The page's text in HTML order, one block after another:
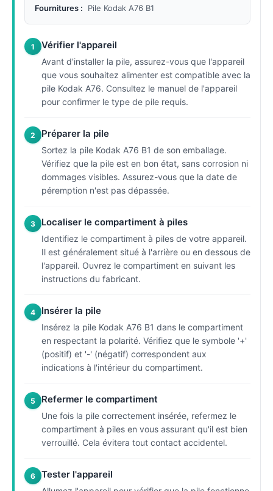
Fournitures : Pile Kodak A76 B1
1 Vérifier l'appareil
Avant d'installer la pile, assurez-vous que l'appareil
que vous souhaitez alimenter est compatible avec la
pile Kodak A76. Consultez le manuel de l'appareil
pour confirmer le type de pile requis.
2 Préparer la pile
Sortez la pile Kodak A76 B1 de son emballage.
Vérifiez que la pile est en bon état, sans corrosion ni
dommages visibles. Assurez-vous que la date de
péremption n'est pas dépassée.
3 Localiser le compartiment à piles
Identifiez le compartiment à piles de votre appareil.
Il est généralement situé à l'arrière ou en dessous de
l'appareil. Ouvrez le compartiment en suivant les
instructions du fabricant.
4 Insérer la pile
Insérez la pile Kodak A76 B1 dans le compartiment
en respectant la polarité. Vérifiez que le symbole '+'
(positif) et '-' (négatif) correspondent aux
indications à l'intérieur du compartiment.
5 Refermer le compartiment
Une fois la pile correctement insérée, refermez le
compartiment à piles en vous assurant qu'il est bien
verrouillé. Cela évitera tout contact accidentel.
6 Tester l'appareil